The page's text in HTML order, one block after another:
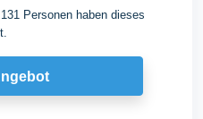
Personen haben dieses